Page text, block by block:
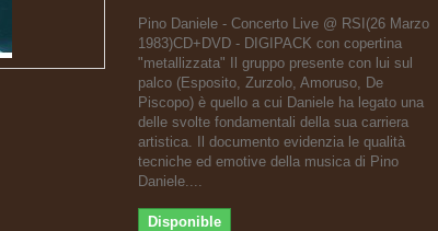
Pino Daniele - Concerto Live @ RSI(26 Marzo
1983)CD+DVD - DIGIPACK con copertina
"metallizzata" Il gruppo presente con lui sul
palco (Esposito, Zurzolo, Amoruso, De
Piscopo) è quello a cui Daniele ha legato una
delle svolte fondamentali della sua carriera
artistica. Il documento evidenzia le qualità
tecniche ed emotive della musica di Pino
Daniele....
Disponible